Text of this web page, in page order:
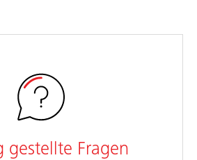
gestellte Fragen